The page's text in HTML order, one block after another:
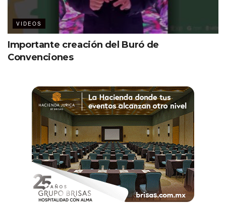
VIDEOS
Importante creación del Buró de
Convenciones